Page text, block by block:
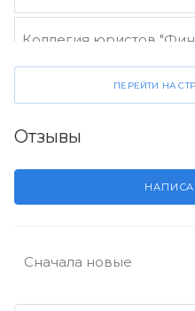
Коллегия юристов
ПЕРЕЙТИ НА
Отзывы